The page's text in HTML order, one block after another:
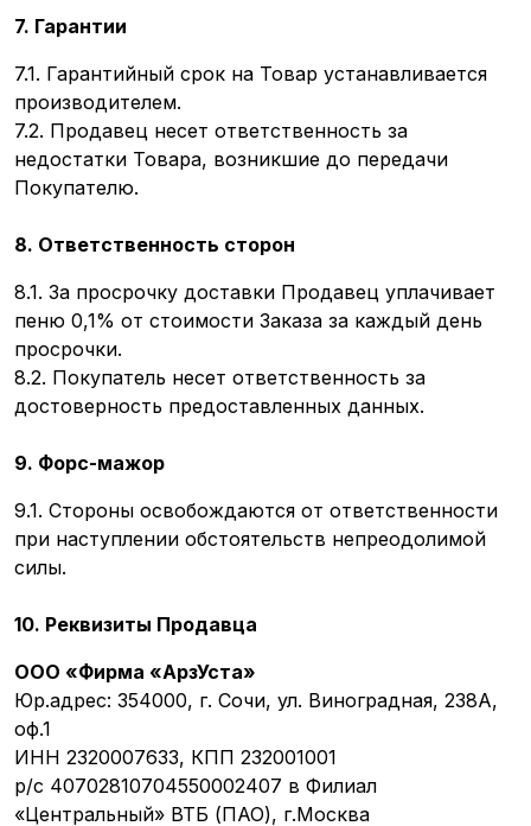
7. Гарантии
7.1. Гарантийный срок на Товар устанавливается
производителем.
7.2. Продавец несет ответственность за
недостатки Товара, возникшие до передачи
Покупателю.
8. Ответственность сторон
8.1. За просрочку доставки Продавец уплачивает
пеню 0,1% от стоимости Заказа за каждый день
просрочки.
8.2. Покупатель несет ответственность за
достоверность предоставленных данных.
9. Форс-мажор
9.1. Стороны освобождаются от ответственности
при наступлении обстоятельств непреодолимой
силы.
10. Реквизиты Продавца
ООО «Фирма «АрзУста»
Юр.адрес: 354000, г. Сочи, ул. Виноградная, 238А,
оф.1
ИНН 2320007633, КПП 232001001
р/с 40702810704550002407 в Филиал
«Центральный» ВТБ (ПАО), г.Москва